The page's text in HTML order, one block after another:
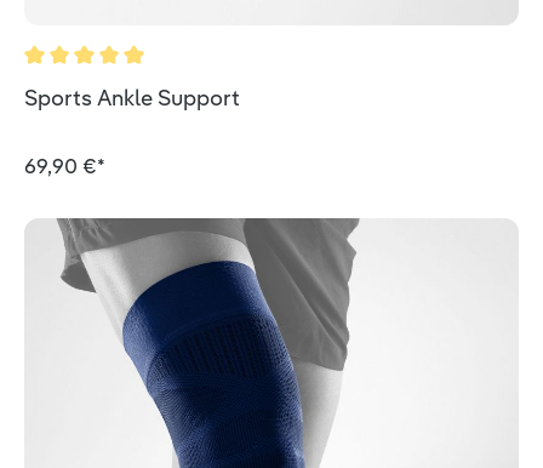
Durchschnittliche Bewertung von 5 von 5 Sternen
Sports Ankle Support
69,90 €*